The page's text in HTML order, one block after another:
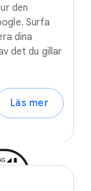
den
Surfa
dina
det du gillar
Läs mer